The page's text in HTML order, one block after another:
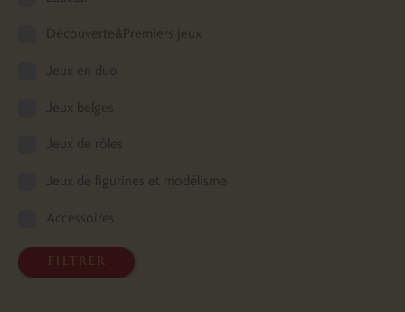
Découverte&Premiers jeux
Jeux en duo
Jeux belges
Jeux de rôles
Jeux de figurines et modélisme
Accessoires
filtrer